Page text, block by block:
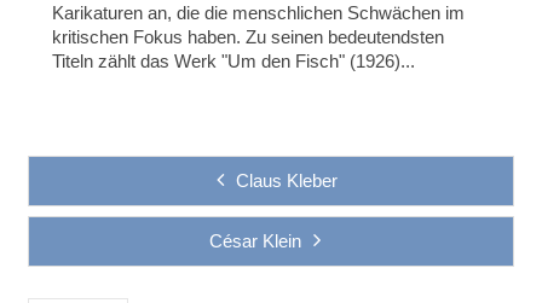
Karikaturen an, die die menschlichen Schwächen im
kritischen Fokus haben. Zu seinen bedeutendsten
Titeln zählt das Werk "Um den Fisch" (1926)...
Claus Kleber
César Klein